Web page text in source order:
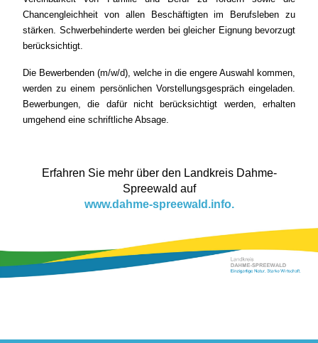
Chancengleichheit von allen Beschäftigten im Berufsleben zu
stärken. Schwerbehinderte werden bei gleicher Eignung bevorzugt
berücksichtigt.
Die Bewerbenden (m/w/d), welche in die engere Auswahl kommen,
werden zu einem persönlichen Vorstellungsgespräch eingeladen.
Bewerbungen, die dafür nicht berücksichtigt werden, erhalten
umgehend eine schriftliche Absage.
Erfahren Sie mehr über den Landkreis Dahme-
Spreewald auf
www.dahme-spreewald.info.